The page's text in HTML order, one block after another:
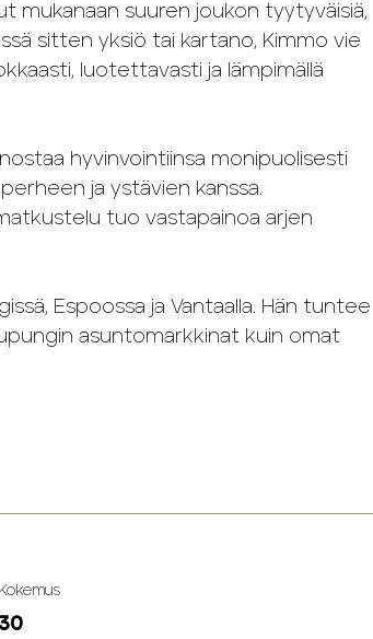
mukanaan suuren joukon tyytyväisiä,
sitten yksiö tai kartano, Kimmo vie
luotettavasti ja lämpimällä
hyvinvointiinsa monipuolisesti
ja ystävien kanssa.
tuo vastapainoa arjen
Espoossa ja Vantaalla. Hän tuntee
asuntomarkkinat kuin omat
Kokemus
30